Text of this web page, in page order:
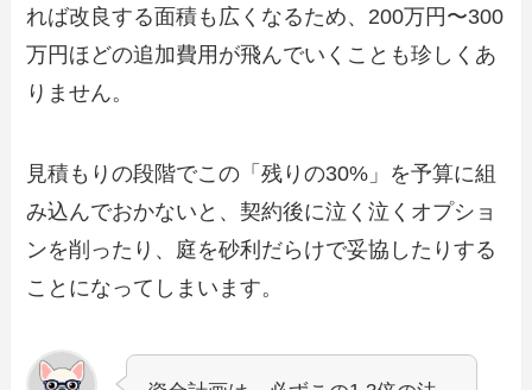
れば改良する面積も広くなるため、200万円〜300
万円ほどの追加費用が飛んでいくことも珍しくあ
りません。
見積もりの段階でこの「残りの30%」を予算に組
み込んでおかないと、契約後に泣く泣くオプショ
ンを削ったり、庭を砂利だらけで妥協したりする
ことになってしまいます。